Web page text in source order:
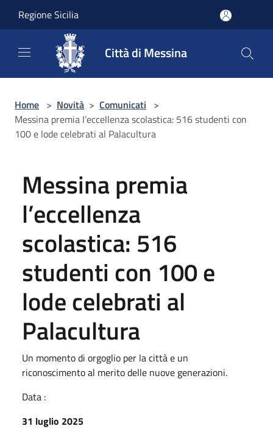
Regione Sicilia
Città di Messina
Home > Novità > Comunicati >
Messina premia l’eccellenza scolastica: 516 studenti con
100 e lode celebrati al Palacultura
Messina premia
l’eccellenza
scolastica: 516
studenti con 100 e
lode celebrati al
Palacultura
Un momento di orgoglio per la città e un
riconoscimento al merito delle nuove generazioni.
Data :
31 luglio 2025